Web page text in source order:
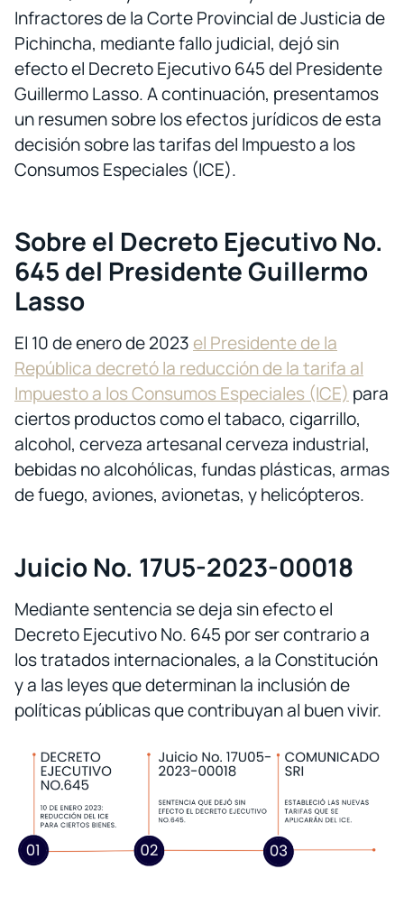
Infractores de la Corte Provincial de Justicia de
Pichincha, mediante fallo judicial, dejó sin
efecto el Decreto Ejecutivo 645 del Presidente
Guillermo Lasso. A continuación, presentamos
un resumen sobre los efectos jurídicos de esta
decisión sobre las tarifas del Impuesto a los
Consumos Especiales (ICE).
Sobre el Decreto Ejecutivo No.
645 del Presidente Guillermo
Lasso
El 10 de enero de 2023 el Presidente de la
República decretó la reducción de la tarifa al
Impuesto a los Consumos Especiales (ICE) para
ciertos productos como el tabaco, cigarrillo,
alcohol, cerveza artesanal cerveza industrial,
bebidas no alcohólicas, fundas plásticas, armas
de fuego, aviones, avionetas, y helicópteros.
Juicio No. 17U5-2023-00018
Mediante sentencia se deja sin efecto el
Decreto Ejecutivo No. 645 por ser contrario a
los tratados internacionales, a la Constitución
y a las leyes que determinan la inclusión de
políticas públicas que contribuyan al buen vivir.